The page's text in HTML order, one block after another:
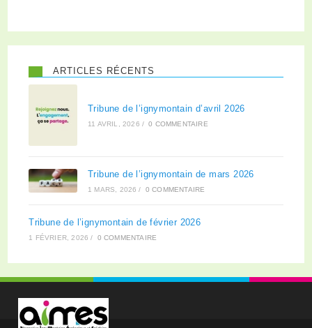
ARTICLES RÉCENTS
Tribune de l’ignymontain d’avril 2026
11 AVRIL, 2026 / 0 COMMENTAIRE
Tribune de l’ignymontain de mars 2026
1 MARS, 2026 / 0 COMMENTAIRE
Tribune de l’ignymontain de février 2026
1 FÉVRIER, 2026 / 0 COMMENTAIRE